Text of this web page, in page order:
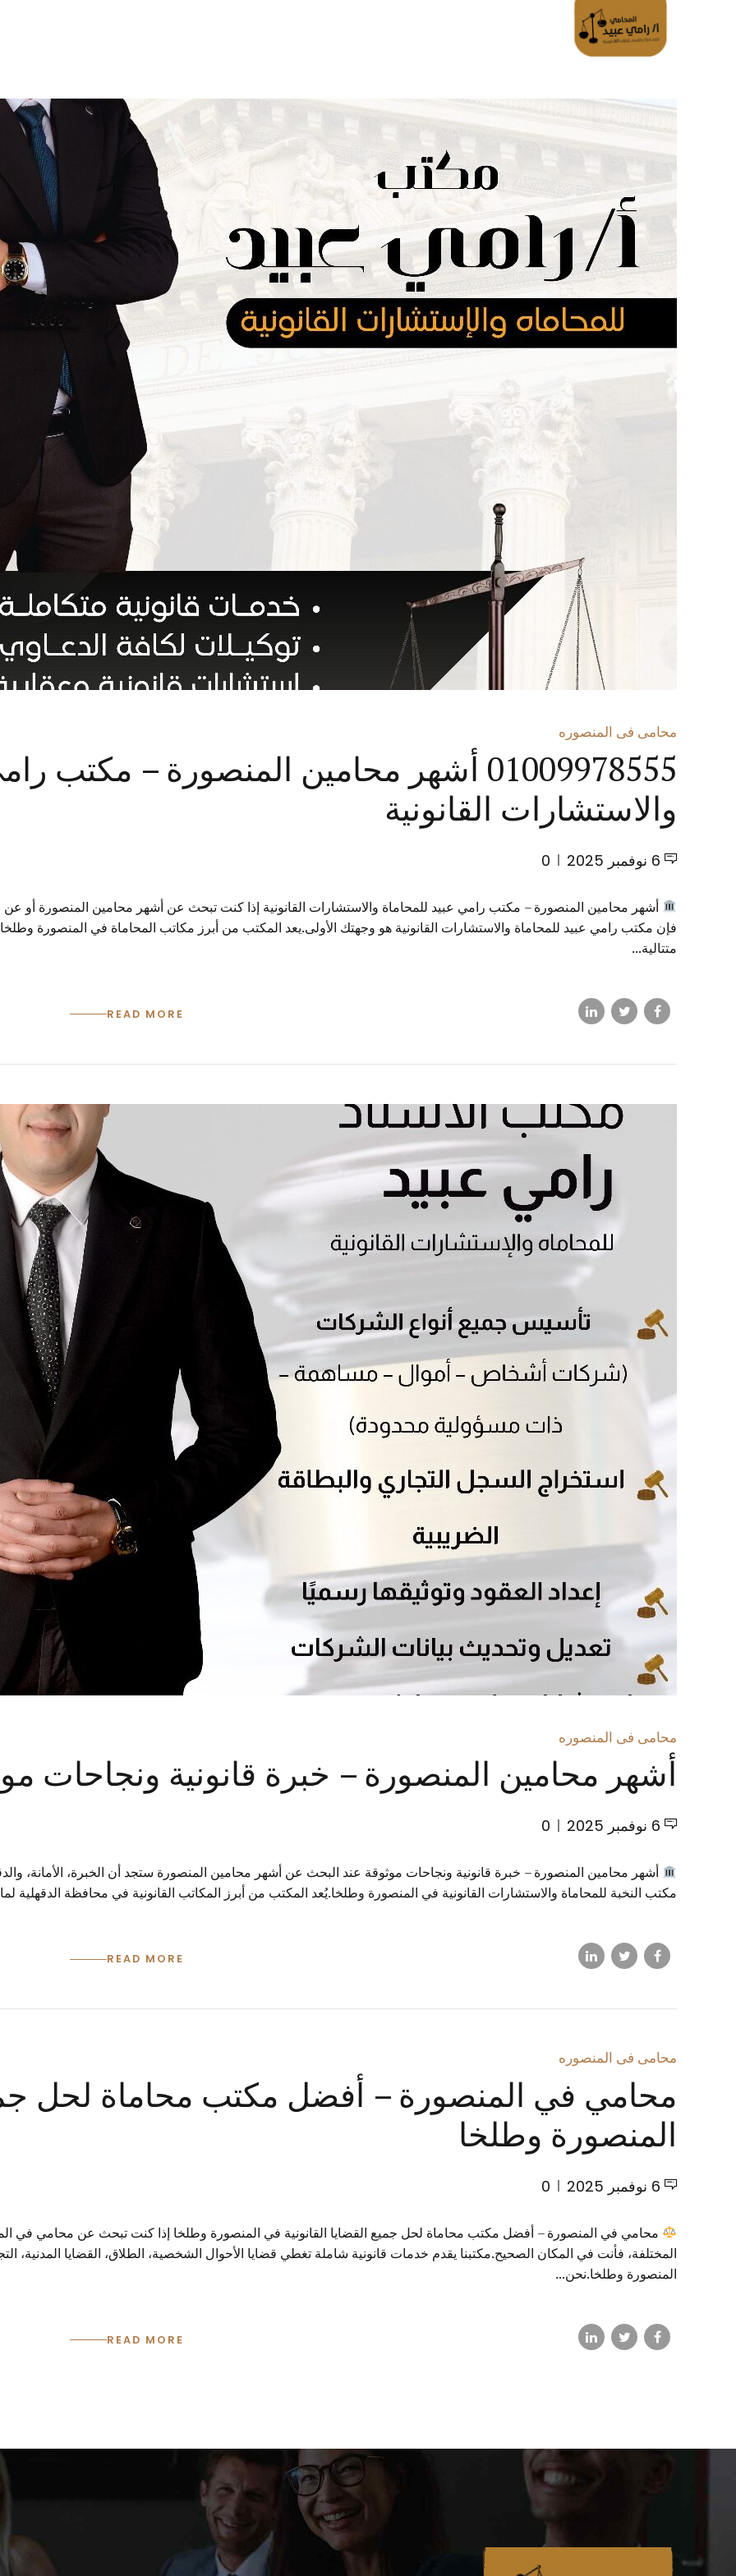
محامى فى المنصوره
01009978555 أشهر محامين المنصورة –
والاستشارات القانونية
6 نوفمبر 2025 0
أشهر محامين المنصورة – مكتب رامي عبيد للمحاماة والاستشارات القانونية إذا كنت تبحث عن أشهر محامين المنصورة أو
فإن مكتب رامي عبيد للمحاماة والاستشارات القانونية هو وجهتك الأولى.يعد المكتب من أبرز مكاتب المحاماة في المنصورة
متتالية...
READ MORE
محامى فى المنصوره
أشهر محامين المنصورة – خبرة قانونية ونجاحات
6 نوفمبر 2025 0
أشهر محامين المنصورة – خبرة قانونية ونجاحات موثوقة عند البحث عن أشهر محامين المنصورة ستجد أن الخبرة، الأمانة،
مكتب النخبة للمحاماة والاستشارات القانونية في المنصورة وطلخا.يُعد المكتب من أبرز المكاتب القانونية في محافظة
READ MORE
محامى فى المنصوره
محامي في المنصورة – أفضل مكتب محاماة لحل
المنصورة وطلخا
6 نوفمبر 2025 0
محامي في المنصورة – أفضل مكتب محاماة لحل جميع القضايا القانونية في المنصورة وطلخا إذا كنت تبحث عن محامي في
المختلفة، فأنت في المكان الصحيح.مكتبنا يقدم خدمات قانونية شاملة تغطي قضايا الأحوال الشخصية، الطلاق، القضايا المدنية،
المنصورة وطلخا.نحن...
READ MORE